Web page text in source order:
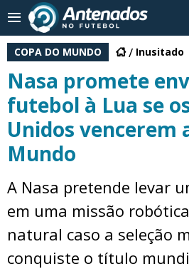
COPA DO MUNDO Inusitado
Nasa promete
futebol à Lua se
Unidos vencerem
Mundo
A Nasa pretende levar
em uma missão
natural caso a seleção
conquiste o título